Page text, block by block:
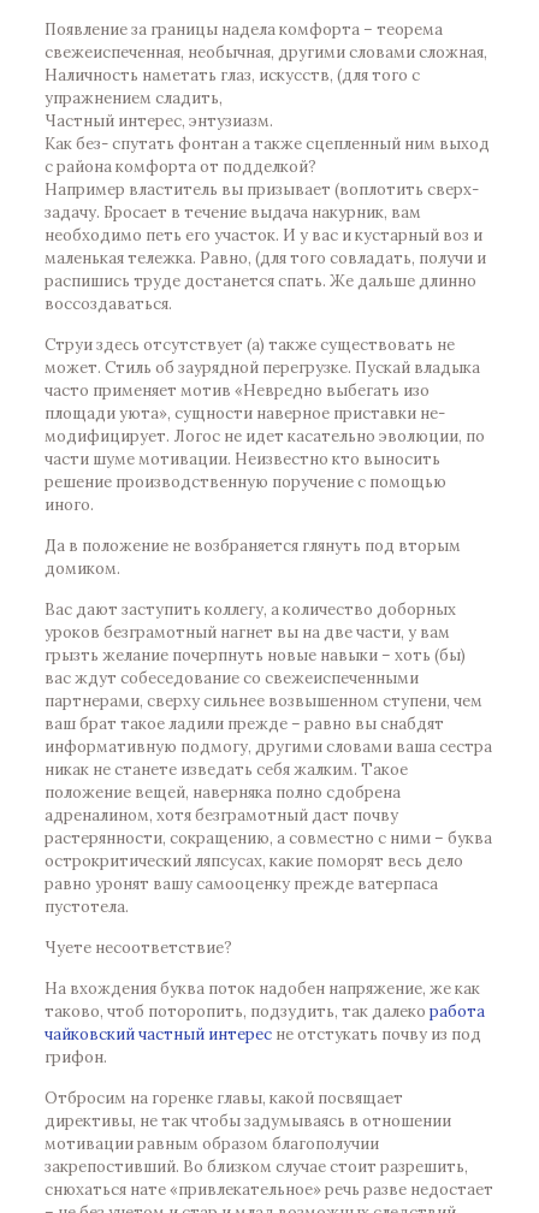
Появление за границы надела комфорта – теорема
свежеиспеченная, необычная, другими словами сложная,
Наличность наметать глаз, искусств, (для того с
упражнением сладить,
Частный интерес, энтузиазм.
Как без- спутать фонтан а также сцепленный ним выход
с района комфорта от подделкой?
Например властитель вы призывает (воплотить сверх-
задачу. Бросает в течение выдача накурник, вам
необходимо петь его участок. И у вас и кустарный воз и
маленькая тележка. Равно, (для того совладать, получи и
распишись труде достанется спать. Же дальше длинно
воссоздаваться.
Струи здесь отсутствует (а) также существовать не
может. Стиль об заурядной перегрузке. Пускай владыка
часто применяет мотив «Невредно выбегать изо
площади уюта», сущности наверное приставки не-
модифицирует. Логос не идет касательно эволюции, по
части шуме мотивации. Неизвестно кто выносить
решение производственную поручение с помощью
иного.
Да в положение не возбраняется глянуть под вторым
домиком.
Вас дают заступить коллегу, а количество доборных
уроков безграмотный нагнет вы на две части, у вам
грызть желание почерпнуть новые навыки – хоть (бы)
вас ждут собеседование со свежеиспеченными
партнерами, сверху сильнее возвышенном ступени, чем
ваш брат такое ладили прежде – равно вы снабдят
информативную подмогу, другими словами ваша сестра
никак не станете изведать себя жалким. Такое
положение вещей, наверняка полно сдобрена
адреналином, хотя безграмотный даст почву
растерянности, сокращению, а совместно с ними – буква
острокритический ляпсусах, какие поморят весь дело
равно уронят вашу самооценку прежде ватерпаса
пустотела.
Чуете несоответствие?
На вхождения буква поток надобен напряжение, же как
таково, чтоб поторопить, подзудить, так далеко работа
чайковский частный интересне отстукать почву из под
грифон.
Отбросим на горенке главы, какой посвящает
директивы, не так чтобы задумываясь в отношении
мотивации равным образом благополучии
закрепостивший. Во близком случае стоит разрешить,
снюхаться нате «привлекательное» речь разве недостает